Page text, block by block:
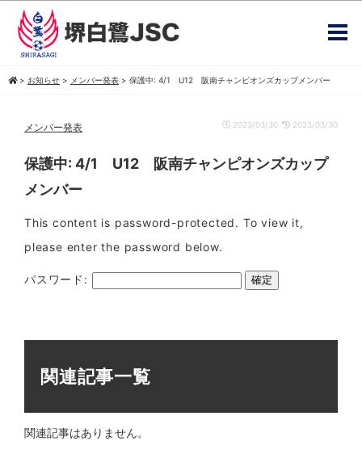
> お知らせ > メンバー発表 > 保護中: 4/1 U12 阪南チャンピオンズカップメンバー
メンバー発表 2023/03/30 2023/03/30
保護中: 4/1 U12 阪南チャンピオンズカップ
メンバー
This content is password-protected. To view it,
please enter the password below.
パスワード:
関連記事一覧
関連記事はありません。